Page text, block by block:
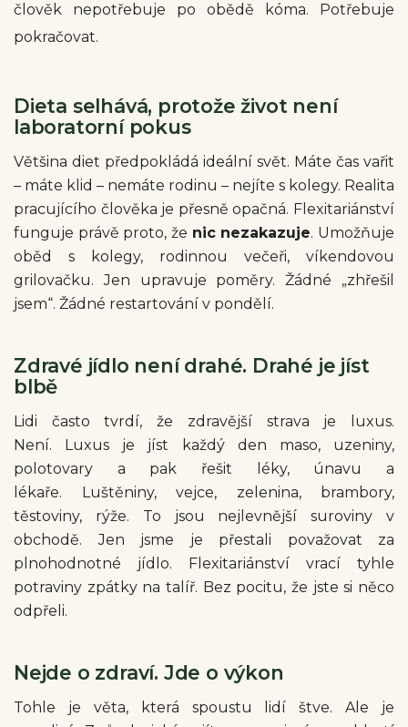
člověk nepotřebuje po obědě kóma. Potřebuje
pokračovat.
Dieta selhává, protože život není
laboratorní pokus
Většina diet předpokládá ideální svět. Máte čas vařit
– máte klid – nemáte rodinu – nejíte s kolegy. Realita
pracujícího člověka je přesně opačná. Flexitariánství
funguje právě proto, že nic nezakazuje. Umožňuje
oběd s kolegy, rodinnou večeři, víkendovou
grilovačku. Jen upravuje poměry.Žádné „zhřešil
jsem“. Žádné restartování v pondělí.
Zdravé jídlo není drahé. Drahé je jíst
blbě
Lidi často tvrdí, že zdravější strava je luxus.
Není. Luxus je jíst každý den maso, uzeniny,
polotovary a pak řešit léky, únavu a
lékaře. Luštěniny, vejce, zelenina, brambory,
těstoviny, rýže. To jsou nejlevnější suroviny v
obchodě. Jen jsme je přestali považovat za
plnohodnotné jídlo. Flexitariánství vrací tyhle
potraviny zpátky na talíř. Bez pocitu, že jste si něco
odpřeli.
Nejde o zdraví. Jde o výkon
Tohle je věta, která spoustu lidí štve. Ale je